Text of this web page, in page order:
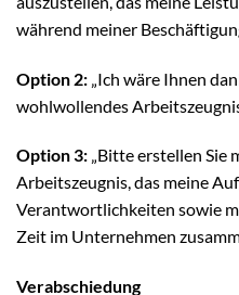
während meiner
Option 2: „Ich wäre Ihnen
wohlwollendes
Option 3: „Bitte erstellen Sie
Arbeitszeugnis, das meine
Verantwortlichkeiten sowie
Zeit im Unternehmen
Verabschiedung